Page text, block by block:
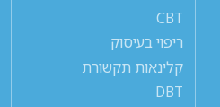
CBT
ריפוי בעיסוק
קלינאות תקשורת
DBT